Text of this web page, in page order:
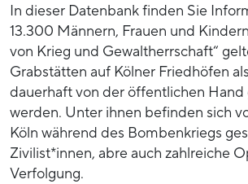
In dieser Datenbank finden Sie
13.300 Männern, Frauen und
von Krieg und Gewaltherrschaft“
Grabstätten auf Kölner Friedhöfen
dauerhaft von der öffentlichen
werden. Unter ihnen befinden sich
Köln während des Bombenkriegs
Zivilist*innen, abre auch zahlreiche
Verfolgung.